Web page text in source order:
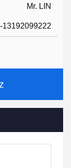
Mr. LIN
13192099222